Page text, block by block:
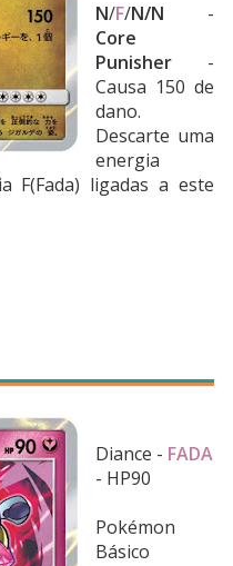
N/F/N/N -
Core
Punisher -
Causa 150 de
dano.
Descarte uma
energia
F(Fada) ligadas a este
Diance - FADA
- HP90
Pokémon
Básico